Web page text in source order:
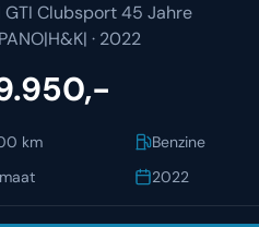
GTI Clubsport 45 Jahre
· 2022
km
Benzine
2022